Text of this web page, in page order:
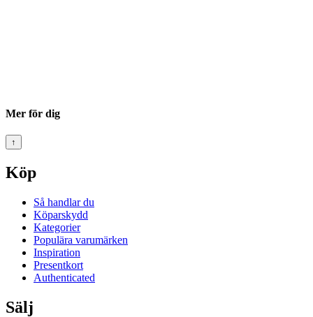
Mer för dig
↑
Köp
Så handlar du
Köparskydd
Kategorier
Populära varumärken
Inspiration
Presentkort
Authenticated
Sälj